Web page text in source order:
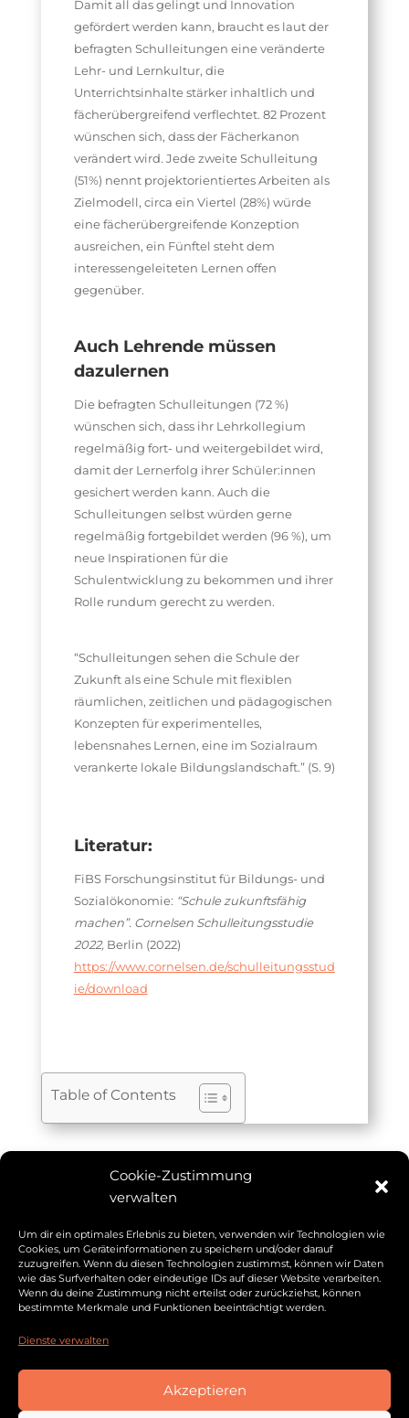
Cookie-Zustimmung
verwalten
Um dir ein optimales Erlebnis zu bieten, verwenden wir Technologien wie
Cookies, um Geräteinformationen zu speichern und/oder darauf
zuzugreifen. Wenn du diesen Technologien zustimmst, können wir Daten
wie das Surfverhalten oder eindeutige IDs auf dieser Website verarbeiten.
Wenn du deine Zustimmung nicht erteilst oder zurückziehst, können
bestimmte Merkmale und Funktionen beeinträchtigt werden.
Dienste verwalten
Akzeptieren
Damit all das gelingt und Innovation
gefördert werden kann, braucht es laut der
befragten Schulleitungen eine veränderte
Lehr- und Lernkultur, die
Unterrichtsinhalte stärker inhaltlich und
fächerübergreifend verflechtet. 82 Prozent
wünschen sich, dass der Fächerkanon
verändert wird. Jede zweite Schulleitung
(51%) nennt projektorientiertes Arbeiten als
Zielmodell, circa ein Viertel (28%) würde
eine fächerübergreifende Konzeption
ausreichen, ein Fünftel steht dem
interessengeleiteten Lernen offen
gegenüber.
Auch Lehrende müssen
dazulernen
Die befragten Schulleitungen (72 %)
wünschen sich, dass ihr Lehrkollegium
regelmäßig fort- und weitergebildet wird,
damit der Lernerfolg ihrer Schüler:innen
gesichert werden kann. Auch die
Schulleitungen selbst würden gerne
regelmäßig fortgebildet werden (96 %), um
neue Inspirationen für die
Schulentwicklung zu bekommen und ihrer
Rolle rundum gerecht zu werden.
“Schulleitungen sehen die Schule der
Zukunft als eine Schule mit flexiblen
räumlichen, zeitlichen und pädagogischen
Konzepten für experimentelles,
lebensnahes Lernen, eine im Sozialraum
verankerte lokale Bildungslandschaft.” (S. 9)
Literatur:
FiBS Forschungsinstitut für Bildungs- und
Sozialökonomie: “Schule zukunftsfähig
machen”. Cornelsen Schulleitungsstudie
2022, Berlin (2022)
https://www.cornelsen.de/schulleitungsstud
ie/download
Table of Contents
Weitere Beiträge